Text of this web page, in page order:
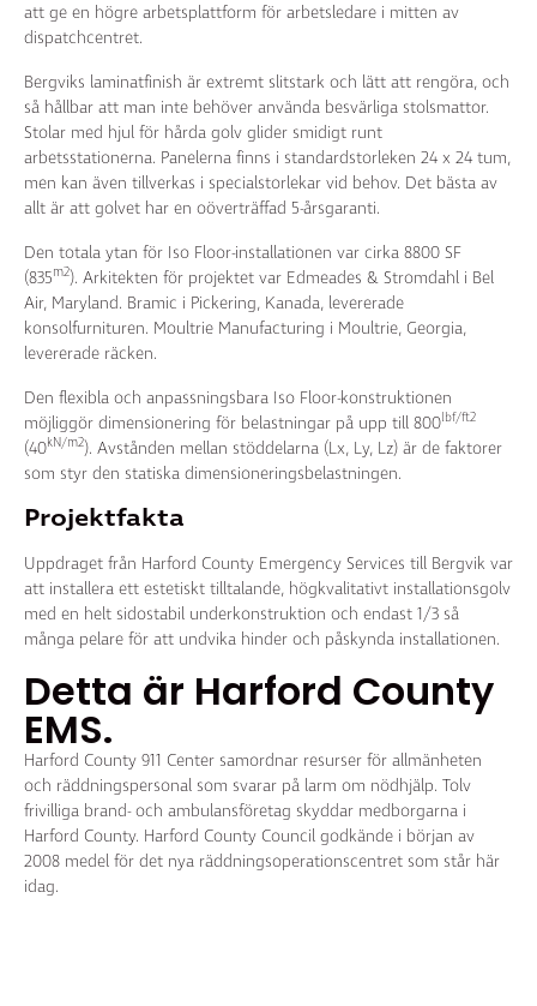
att ge en högre arbetsplattform för arbetsledare i mitten av
dispatchcentret.
Bergviks laminatfinish är extremt slitstark och lätt att rengöra, och
så hållbar att man inte behöver använda besvärliga stolsmattor.
Stolar med hjul för hårda golv glider smidigt runt
arbetsstationerna. Panelerna finns i standardstorleken 24 x 24 tum,
men kan även tillverkas i specialstorlekar vid behov. Det bästa av
allt är att golvet har en oöverträffad 5-årsgaranti.
Den totala ytan för Iso Floor-installationen var cirka 8800 SF
(835m2). Arkitekten för projektet var Edmeades & Stromdahl i Bel
Air, Maryland. Bramic i Pickering, Kanada, levererade
konsolfurnituren. Moultrie Manufacturing i Moultrie, Georgia,
levererade räcken.
Den flexibla och anpassningsbara Iso Floor-konstruktionen
möjliggör dimensionering för belastningar på upp till 800lbf/ft2
(40kN/m2). Avstånden mellan stöddelarna (Lx, Ly, Lz) är de faktorer
som styr den statiska dimensioneringsbelastningen.
Projektfakta
Uppdraget från Harford County Emergen­cy Services till Bergvik var
att installera ett estetiskt tilltalande, högkvalitativt installationsgolv
med en helt sidostabil underkonstruktion och endast 1/3 så
många pelare för att undvika hinder och påskynda installationen.
Detta är Harford County
EMS.
Harford County 911 Center samordnar resurser för allmänheten
och räddningspersonal som svarar på larm om nödhjälp. Tolv
frivilliga brand- och ambulansföretag skyddar medborgarna i
Harford County. Harford County Council godkände i början av
2008 medel för det nya räddningsoperationscentret som står här
idag.